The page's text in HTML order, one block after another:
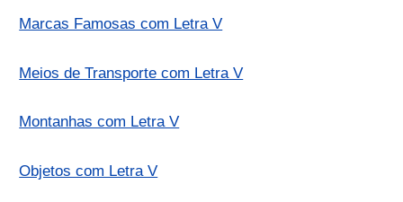
Marcas Famosas com Letra V
Meios de Transporte com Letra V
Montanhas com Letra V
Objetos com Letra V